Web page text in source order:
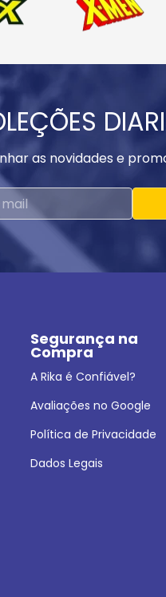
as novidades e
Segurança na
Compra
A Rika é Confiável?
Avaliações no Google
Política de Privacidade
Dados Legais